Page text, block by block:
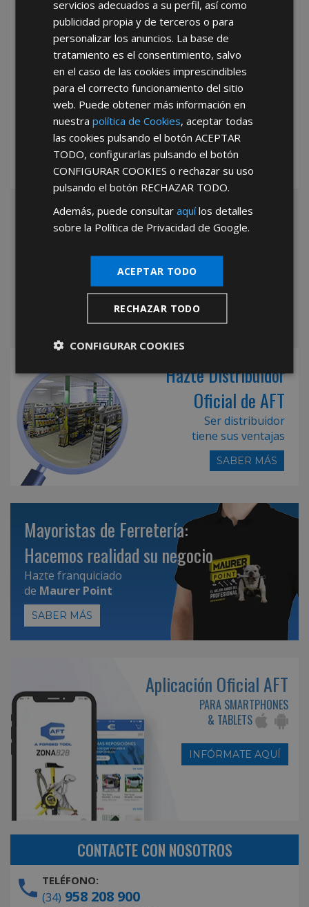
*Abstenerse particulares, sólo venta a tiendas y empresas minoristas y
Hazte Distribuidor
Oficial de AFT
Ser distribuidor
tiene sus ventajas
SABER MÁS
Mayoristas de Ferretería:
Hacemos realidad su negocio
Hazte franquiciado
de Maurer Point
SABER MÁS
Aplicación Oficial AFT
PARA SMARTPHONES
& TABLETS
INFÓRMATE AQUÍ
CONTACTE CON NOSOTROS
TELÉFONO:
(34) 958 208 900
servicios adecuados a su perfil, así como
publicidad propia y de terceros o para
personalizar los anuncios. La base de
tratamiento es el consentimiento, salvo
en el caso de las cookies imprescindibles
para el correcto funcionamiento del sitio
web. Puede obtener más información en
nuestrapolítica de Cookies, aceptar todas
las cookies pulsando el botónACEPTAR
TODO, configurarlas pulsando el botón
CONFIGURAR COOKIES o rechazar su uso
pulsando el botón RECHAZAR TODO.
Además, puede consultaraquílos detalles
sobre la Política de Privacidad de Google.
ACEPTAR TODO
RECHAZAR TODO
CONFIGURAR COOKIES